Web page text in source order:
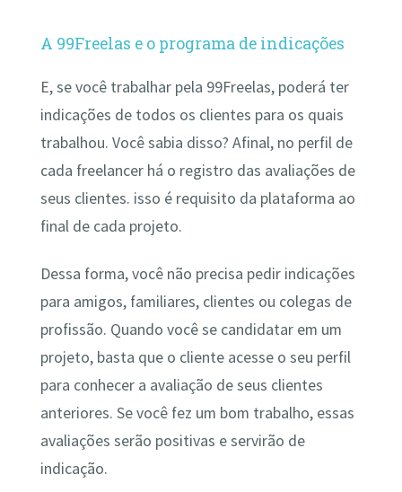
A 99Freelas e o programa de indicações
E, se você trabalhar pela 99Freelas, poderá ter
indicações de todos os clientes para os quais
trabalhou. Você sabia disso? Afinal, no perfil de
cada freelancer há o registro das avaliações de
seus clientes. isso é requisito da plataforma ao
final de cada projeto.
Dessa forma, você não precisa pedir indicações
para amigos, familiares, clientes ou colegas de
profissão. Quando você se candidatar em um
projeto, basta que o cliente acesse o seu perfil
para conhecer a avaliação de seus clientes
anteriores. Se você fez um bom trabalho, essas
avaliações serão positivas e servirão de
indicação.